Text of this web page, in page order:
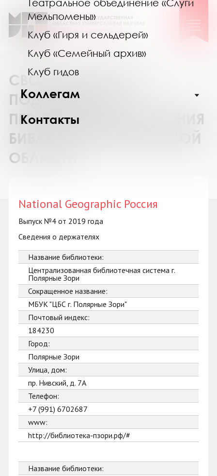
Мельпомены»
Клуб «Гиря и сельдерей»
Клуб «Семейный архив»
Клуб гидов
Коллегам
Контакты
СВОДНЫЙ КАТАЛОГ
ПОДПИСКИ НА
ПЕРИОДИЧЕСКИЕ ИЗДАНИЯ
БИБЛИОТЕК МУРМАНСКОЙ
ОБЛАСТИ
National Geographic Россия
Выпуск №4 от 2019 года
Сведения о держателях
Название библиотеки:
Централизованная библиотечная система г.
Полярные Зори
Сокращенное название:
МБУК "ЦБС г. Полярные Зори"
Почтовый индекс:
184230
Город:
Полярные Зори
Улица, дом:
пр. Нивский, д. 7А
Телефон:
+7 (991) 6702687
www:
http://библиотека-пзори.рф/#
Название библиотеки: